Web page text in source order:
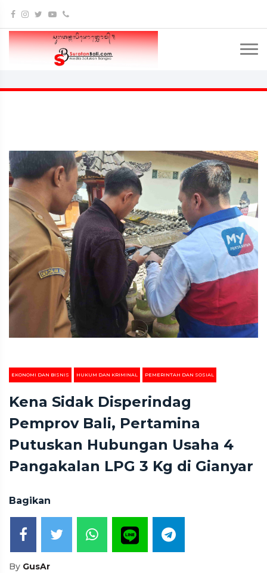
EKONOMI DAN BISNIS HUKUM DAN KRIMINAL PEMERINTAH DAN SOSIAL
Kena Sidak Disperindag
Pemprov Bali, Pertamina
Putuskan Hubungan Usaha 4
Pangakalan LPG 3 Kg di Gianyar
Bagikan
By GusAr